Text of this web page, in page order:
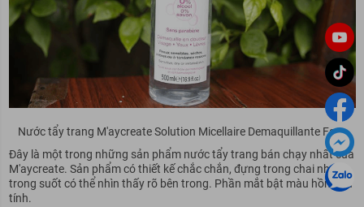
Nước tẩy trang M'aycreate Solution Micellaire Demaquillante Face
Đây là một trong những sản phẩm nước tẩy trang bán chạy nhất của
M'aycreate. Sản phẩm có thiết kế chắc chắn, đựng trong chai nhựa
trong suốt có thể nhìn thấy rõ bên trong. Phần mắt bật màu hồng nữ
tính.